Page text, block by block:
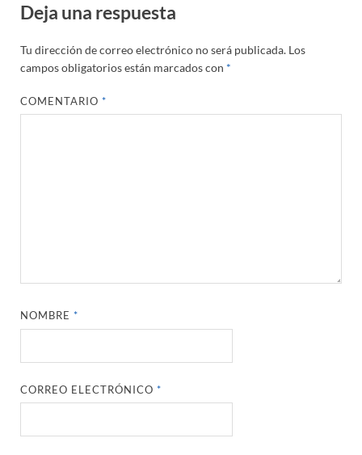
Deja una respuesta
Tu dirección de correo electrónico no será publicada. Los
campos obligatorios están marcados con *
COMENTARIO*
NOMBRE*
CORREO ELECTRÓNICO*